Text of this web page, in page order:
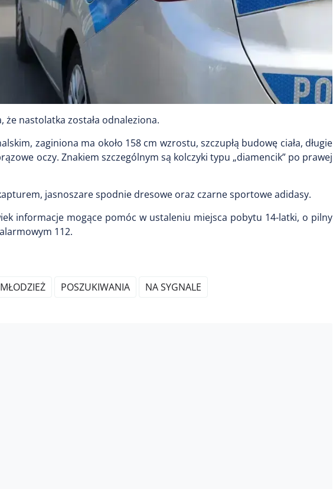
że nastolatka została odnaleziona.
zaginiona ma około 158 cm wzrostu, szczupłą budowę ciała, długie
oczy. Znakiem szczególnym są kolczyki typu „diamencik” po prawej
jasnoszare spodnie dresowe oraz czarne sportowe adidasy.
informacje mogące pomóc w ustaleniu miejsca pobytu 14-latki, o pilny
112.
MŁODZIEŻ POSZUKIWANIA NA SYGNALE